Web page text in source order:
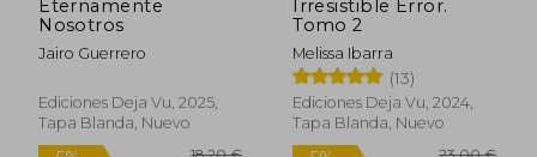
Eternamente
Nosotros
Jairo Guerrero
Ediciones Deja Vu, 2025,
Tapa Blanda, Nuevo
Irresistible Error.
Tomo 2
Melissa Ibarra
(13)
Ediciones Deja Vu, 2024,
Tapa Blanda, Nuevo